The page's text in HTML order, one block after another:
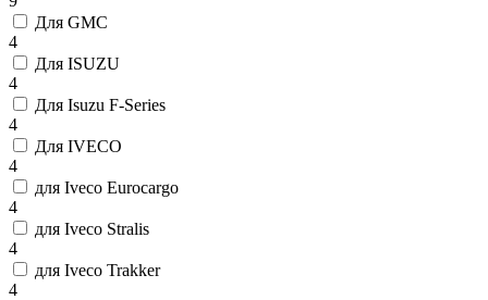
Для GMC
4
Для ISUZU
4
Для Isuzu F-Series
4
Для IVECO
4
для Iveco Eurocargo
4
для Iveco Stralis
4
для Iveco Trakker
4